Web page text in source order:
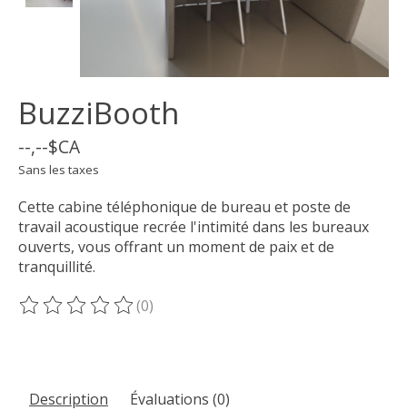
BuzziBooth
--,--$CA
Sans les taxes
Cette cabine téléphonique de bureau et poste de
travail acoustique recrée l'intimité dans les bureaux
ouverts, vous offrant un moment de paix et de
tranquillité.
Ce produit est évalué à
(0)
Description Évaluations (0)